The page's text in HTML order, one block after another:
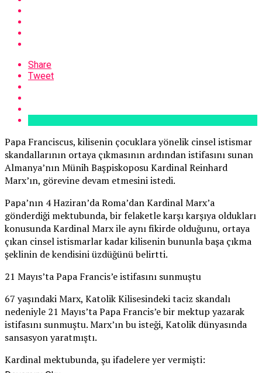
Share
Tweet
Papa Franciscus, kilisenin çocuklara yönelik cinsel istismar
skandallarının ortaya çıkmasının ardından istifasını sunan
Almanya’nın Münih Başpiskoposu Kardinal Reinhard
Marx’ın, görevine devam etmesini istedi.
Papa’nın 4 Haziran’da Roma’dan Kardinal Marx’a
gönderdiği mektubunda, bir felaketle karşı karşıya oldukları
konusunda Kardinal Marx ile aynı fikirde olduğunu, ortaya
çıkan cinsel istismarlar kadar kilisenin bununla başa çıkma
şeklinin de kendisini üzdüğünü belirtti.
21 Mayıs’ta Papa Francis’e istifasını sunmuştu
67 yaşındaki Marx, Katolik Kilisesindeki taciz skandalı
nedeniyle 21 Mayıs’ta Papa Francis’e bir mektup yazarak
istifasını sunmuştu. Marx’ın bu isteği, Katolik dünyasında
sansasyon yaratmıştı.
Kardinal mektubunda, şu ifadelere yer vermişti: